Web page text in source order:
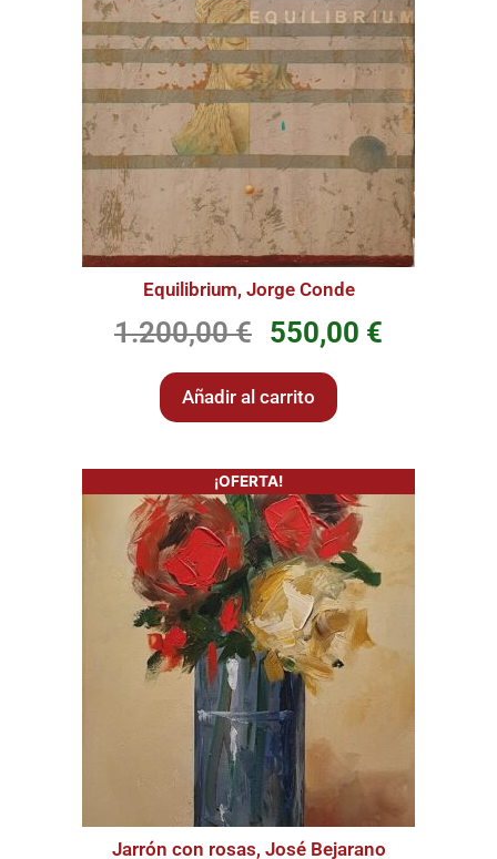
Equilibrium, Jorge Conde
1.200,00€ 550,00 €
Añadir al carrito
¡OFERTA!
Jarrón con rosas, José Bejarano